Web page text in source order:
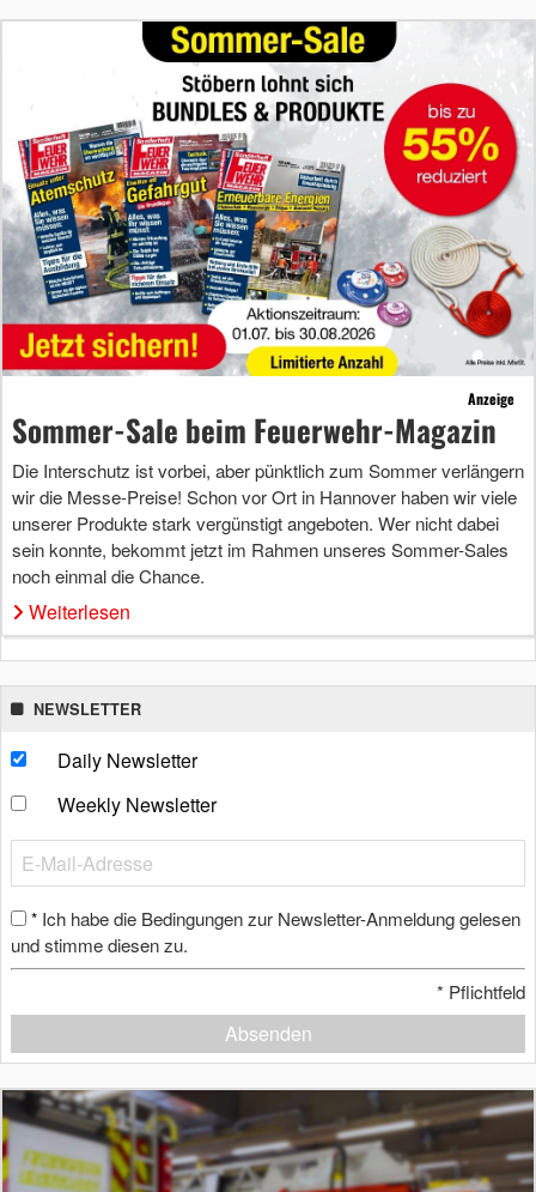
Anzeige
Sommer-Sale beim Feuerwehr-Magazin
Die Interschutz ist vorbei, aber pünktlich zum Sommer verlängern
wir die Messe-Preise! Schon vor Ort in Hannover haben wir viele
unserer Produkte stark vergünstigt angeboten. Wer nicht dabei
sein konnte, bekommt jetzt im Rahmen unseres Sommer-Sales
noch einmal die Chance.
Weiterlesen
NEWSLETTER
Daily Newsletter
Weekly Newsletter
* Ich habe die Bedingungen zur Newsletter-Anmeldung gelesen
und stimme diesen zu.
* Pflichtfeld
Absenden